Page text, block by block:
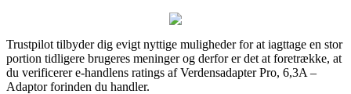
Trustpilot tilbyder dig evigt nyttige muligheder for at iagttage en stor
portion tidligere brugeres meninger og derfor er det at foretrække, at
du verificerer e-handlens ratings af Verdensadapter Pro, 6,3A –
Adaptor forinden du handler.